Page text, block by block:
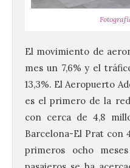
El movimiento de
mes un 7,6% y el
13,3%. El Aeropuerto
es el primero de la
con cerca de 4,8
Barcelona-El Prat con
primeros ocho